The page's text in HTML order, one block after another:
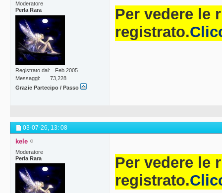
Moderatore
Perla Rara
Registrato dal
Feb 2005
Messaggi
73,228
Grazie Partecipo / Passo
Per vedere le
registrato.
03-07-26, 13: 08
kele
Moderatore
Perla Rara
Per vedere le
registrato.